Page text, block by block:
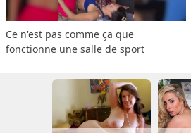
Ce n'est pas comme ça que
fonctionne une salle de sport